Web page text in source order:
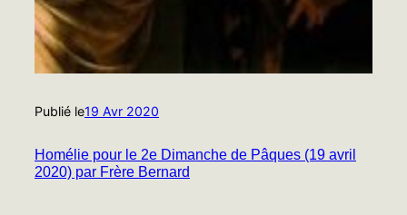
Publié le19 Avr 2020
Homélie pour le 2e Dimanche de Pâques (19 avril
2020) par Frère Bernard